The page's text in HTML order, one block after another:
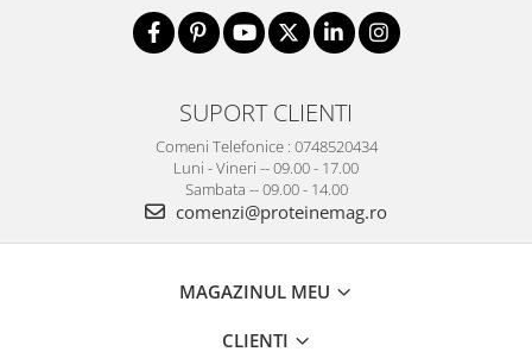
SUPORT CLIENTI
Comeni Telefonice : 0748520434
Luni - Vineri -- 09.00 - 17.00
Sambata -- 09.00 - 14.00
comenzi@proteinemag.ro
MAGAZINUL MEU
CLIENTI